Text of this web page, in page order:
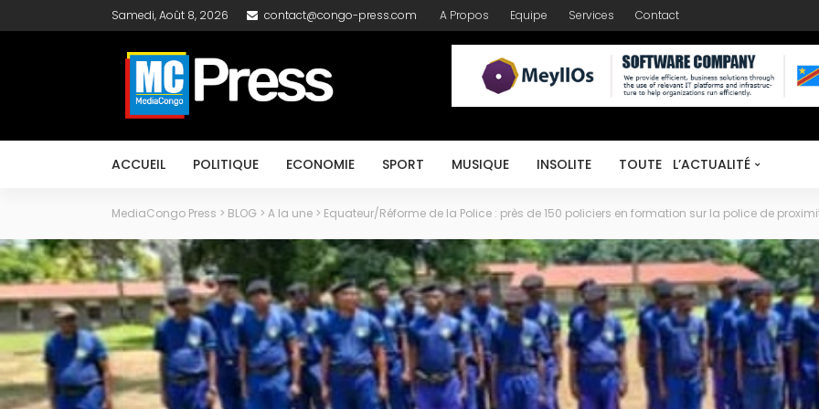
Samedi, Août 8, 2026 contact@congo-press.com A Propos Equipe Services Contact
ACCUEIL POLITIQUE ECONOMIE SPORT MUSIQUE INSOLITE TOUTE L’ACTUALITÉ
MediaCongo Press > BLOG > A la une > Equateur/Réforme de la Police : près de 150 policiers en formation sur la police de